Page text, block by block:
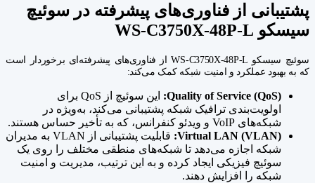
پشتیبانی از فناوری‌های پیشرفته در سوئیچ
سیسکو WS-C3750X-48P-L
سوئیچ سیسکو WS-C3750X-48P-L از فناوری‌های پیشرفته‌ای برخوردار است
که به بهبود عملکرد و امنیت شبکه کمک می‌کند:
Quality of Service (QoS):
این سوئیچ از QoS برای
اولویت‌بندی ترافیک شبکه پشتیبانی می‌کند، به‌ویژه در
شبکه‌های VoIP و ویدئو کنفرانس، که به تأخیر حساس هستند.
Virtual LAN (VLAN):
قابلیت پشتیبانی از VLAN به مدیران
شبکه اجازه می‌دهد تا شبکه‌های منطقی مختلف را روی یک
سوئیچ فیزیکی ایجاد کرده و به این ترتیب، مدیریت و امنیت
شبکه را افزایش دهند.